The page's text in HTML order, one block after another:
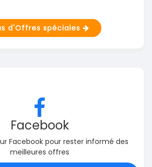
d'Offres spéciales
Facebook
Facebook pour rester informé des
meilleures offres